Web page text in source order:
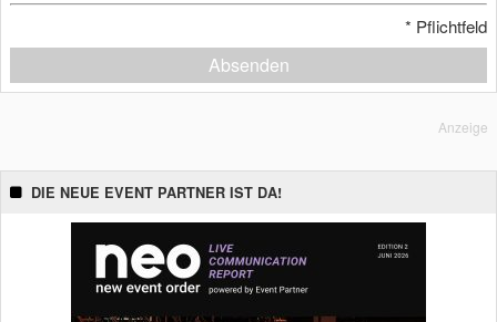
* Pflichtfeld
Absenden
Anzeige
DIE NEUE EVENT PARTNER IST DA!